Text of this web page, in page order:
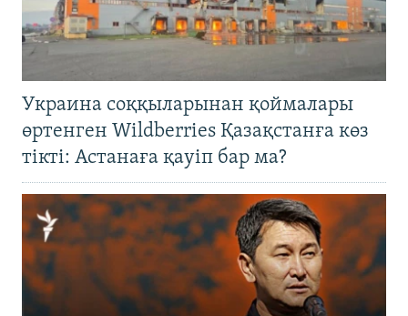
Украина соққыларынан қоймалары
өртенген Wildberries Қазақстанға көз
тікті: Астанаға қауіп бар ма?